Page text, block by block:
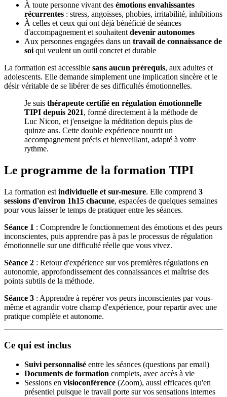
À toute personne vivant des émotions envahissantes
récurrentes : stress, angoisses, phobies, irritabilité, inhibitions
À celles et ceux qui ont déjà bénéficié de séances
d'accompagnement et souhaitent devenir autonomes
Aux personnes engagées dans un travail de connaissance de
soi qui veulent un outil concret et durable
La formation est accessible sans aucun prérequis, aux adultes et
adolescents. Elle demande simplement une implication sincère et le
désir véritable de se libérer de ses difficultés émotionnelles.
Je suis thérapeute certifié en régulation émotionnelle
TIPI depuis 2021, formé directement à la méthode de
Luc Nicon, et j'enseigne la méditation depuis plus de
quinze ans. Cette double expérience nourrit un
accompagnement précis et bienveillant, adapté à votre
rythme.
Le programme de la formation TIPI
La formation est individuelle et sur-mesure. Elle comprend 3
sessions d'environ 1h15 chacune, espacées de quelques semaines
pour vous laisser le temps de pratiquer entre les séances.
Séance 1 : Comprendre le fonctionnement des émotions et des peurs
inconscientes, puis apprendre pas à pas le processus de régulation
émotionnelle sur une difficulté réelle que vous vivez.
Séance 2 : Retour d'expérience sur vos premières régulations en
autonomie, approfondissement des connaissances et maîtrise des
points subtils de la méthode.
Séance 3 : Apprendre à repérer vos peurs inconscientes par vous-
même et agrandir votre champ d'expérience, pour repartir avec une
pratique complète et autonome.
Ce qui est inclus
Suivi personnalisé entre les séances (questions par email)
Documents de formation complets, avec accès à vie
Sessions en visioconférence (Zoom), aussi efficaces qu'en
présentiel puisque le travail porte sur vos sensations internes